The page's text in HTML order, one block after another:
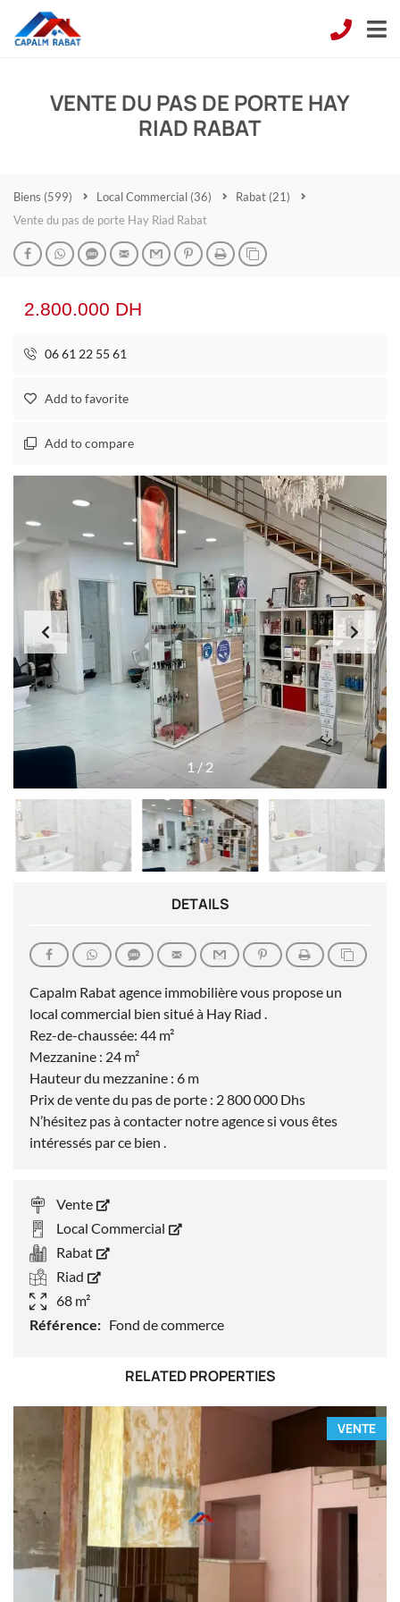
VENTE DU PAS DE PORTE HAY
RIAD RABAT
Biens (599) Local Commercial (36) Rabat (21)
Vente du pas de porte Hay Riad Rabat
2.800.000 DH
06 61 22 55 61
Add to favorite
Add to compare
1/ 2
DETAILS
Capalm Rabat agence immobilière vous propose un
local commercial bien situé à Hay Riad .
Rez-de-chaussée: 44 m²
Mezzanine : 24 m²
Hauteur du mezzanine : 6 m
Prix de vente du pas de porte : 2 800 000 Dhs
N’hésitez pas à contacter notre agence si vous êtes
intéressés par ce bien .
Vente
Local Commercial
Rabat
Riad
68 m²
Référence: Fond de commerce
RELATED PROPERTIES
VENTE